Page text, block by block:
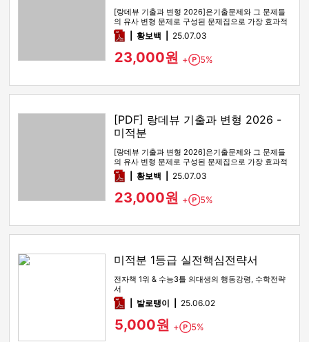
[랑데뷰 기출과 변형 2026]은기출문제와 그 문제들
의 유사 변형 문제로 구성된 문제집으로 가장 효과적
인 기출문제 공부 방법…
pdf황보백 25.07.03
23,000원 + Point
5%
[PDF] 랑데뷰 기출과 변형 2026 -
미적분
[랑데뷰 기출과 변형 2026]은기출문제와 그 문제들
의 유사 변형 문제로 구성된 문제집으로 가장 효과적
인 기출문제 공부 방법…
pdf황보백 25.07.03
23,000원 + Point
5%
미적분 1등급 실전핵심전략서
전자책 1위 & 수능3틀 의대생의 행동강령, 수학전략
서
pdf발로탱이 25.06.02
5,000원 + Point
5%